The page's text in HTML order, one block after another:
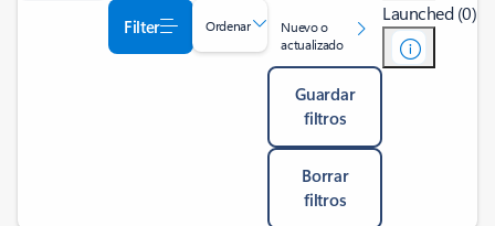
Filter Ordenar
Nuevo o
actualizado
Guardar
filtros
Borrar
filtros
Launched (0)